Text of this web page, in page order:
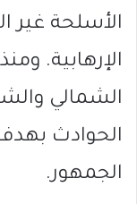
الأسلحة غير
الإرهابية.
الشمالي
الحوادث بهدف
الجمهور.